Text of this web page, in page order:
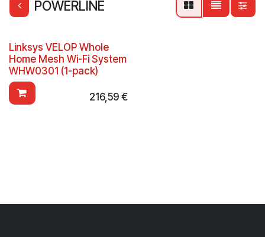
POWERLINE
Linksys VELOP Whole
Home Mesh Wi-Fi System
WHW0301 (1-pack)
216,59€